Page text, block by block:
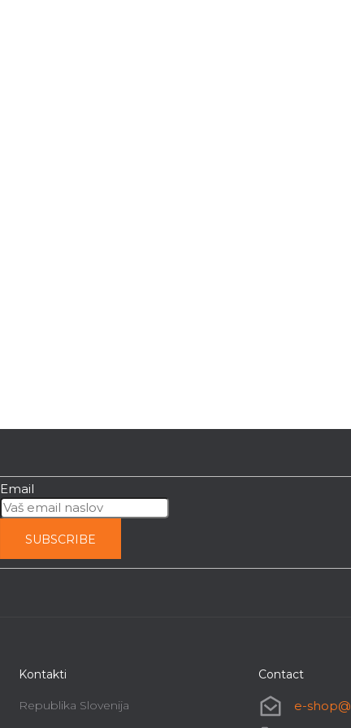
Email
SUBSCRIBE
Kontakti
Republika Slovenija
Contact
e-shop@